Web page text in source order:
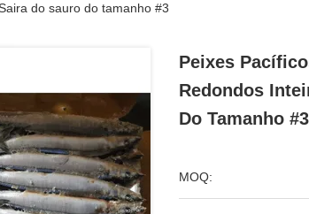
do sauro do tamanho #3
Peixes
Redondos
Do Tamanho #3
MOQ: